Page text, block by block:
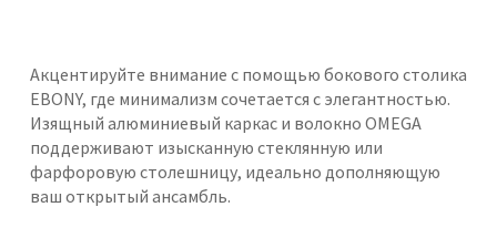
Акцентируйте внимание с помощью бокового столика
EBONY, где минимализм сочетается с элегантностью.
Изящный алюминиевый каркас и волокно OMEGA
поддерживают изысканную стеклянную или
фарфоровую столешницу, идеально дополняющую
ваш открытый ансамбль.